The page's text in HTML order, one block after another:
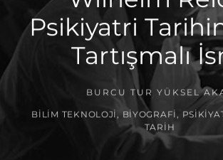
Psikiyatri
Tartışmalı
BURCU TUR YÜKSEL
BILIM TEKNOLOJI BIYOGRAFI ,
TARIH